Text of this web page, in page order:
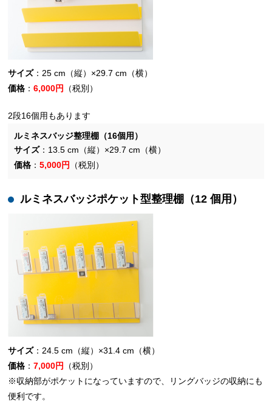
サイズ：25 cm（縦）×29.7 cm（横）
価格 ：6,000円 （税別）
2段16個用もあります
ルミネスバッジ整理棚（16個用）
サイズ：13.5 cm（縦）×29.7 cm（横）
価格 ：5,000円 （税別）
ルミネスバッジポケット型整理棚（12 個用）
サイズ：24.5 cm（縦）×31.4 cm（横）
価格 ：7,000円
（税別）
※収納部がポケットになっていますので、リングバッジの収納にも
便利です。